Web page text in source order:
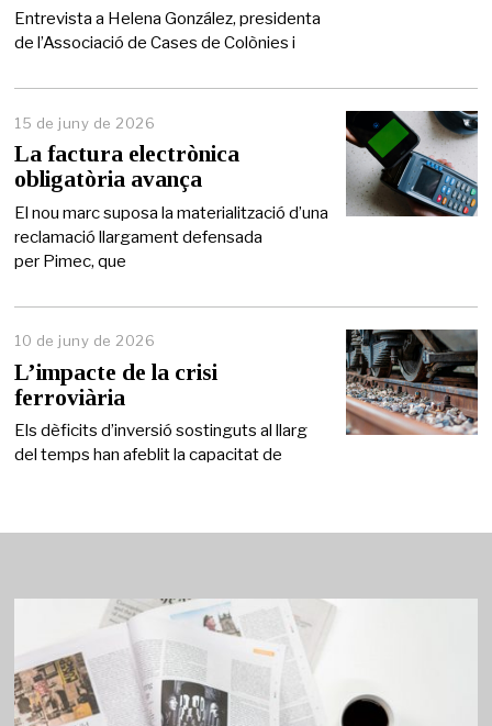
2
6
Entrevista a Helena González, presidenta
de l’Associació de Cases de Colònies i
15 de juny de 2026
d
e
u
n
2
6
La factura electrònica
obligatòria avança
El nou marc suposa la materialització d’una
reclamació llargament defensada
per Pimec, que
10 de juny de 2026
L’impacte de la crisi
ferroviària
Els dèficits d’inversió sostinguts al llarg
del temps han afeblit la capacitat de